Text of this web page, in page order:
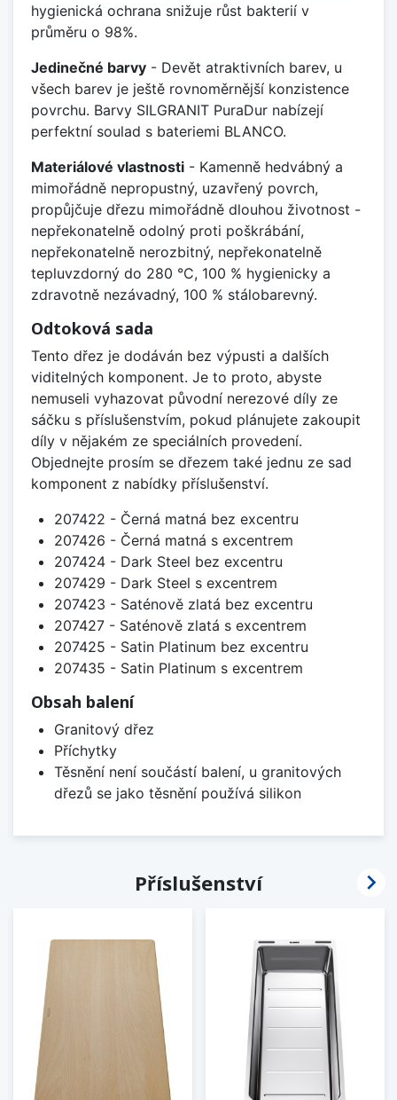
hygienická ochrana snižuje růst bakterií v
průměru o 98%.
Jedinečné barvy - Devět atraktivních barev, u
všech barev je ještě rovnoměrnější konzistence
povrchu. Barvy SILGRANIT PuraDur nabízejí
perfektní soulad s bateriemi BLANCO.
Materiálové vlastnosti - Kamenně hedvábný a
mimořádně nepropustný, uzavřený povrch,
propůjčuje dřezu mimořádně dlouhou životnost -
nepřekonatelně odolný proti poškrábání,
nepřekonatelně nerozbitný, nepřekonatelně
tepluvzdorný do 280 °C, 100 % hygienicky a
zdravotně nezávadný, 100 % stálobarevný.
Odtoková sada
Tento dřez je dodáván bez výpusti a dalších
viditelných komponent. Je to proto, abyste
nemuseli vyhazovat původní nerezové díly ze
sáčku s příslušenstvím, pokud plánujete zakoupit
díly v nějakém ze speciálních provedení.
Objednejte prosím se dřezem také jednu ze sad
komponent z nabídky příslušenství.
207422 - Černá matná bez excentru
207426 - Černá matná s excentrem
207424 - Dark Steel bez excentru
207429 - Dark Steel s excentrem
207423 - Saténově zlatá bez excentru
207427 - Saténově zlatá s excentrem
207425 - Satin Platinum bez excentru
207435 - Satin Platinum s excentrem
Obsah balení
Granitový dřez
Příchytky
Těsnění není součástí balení, u granitových
dřezů se jako těsnění používá silikon
Příslušenství 